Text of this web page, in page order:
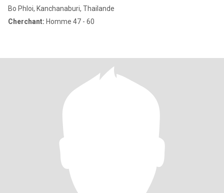
Bo Phloi, Kanchanaburi, Thailande
Cherchant: Homme 47 - 60